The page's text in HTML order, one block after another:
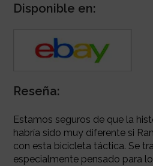
Disponible en:
Reseña:
Estamos seguros de que la
habría sido muy diferente si
con esta bicicleta táctica. Se
especialmente pensado para